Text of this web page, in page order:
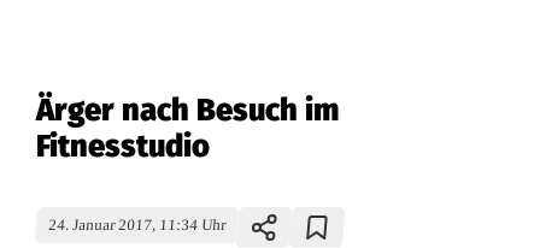
Ärger nach Besuch im
Fitnesstudio
24. Januar 2017, 11:34 Uhr